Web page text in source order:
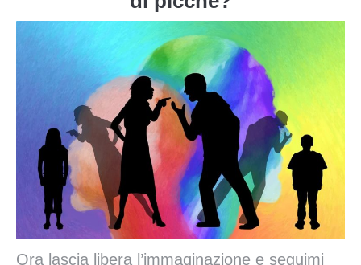
Ora lascia libera l’immaginazione e seguimi